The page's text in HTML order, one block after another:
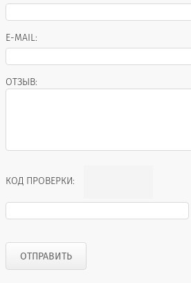
E-MAIL:
ОТЗЫВ:
КОД ПРОВЕРКИ: